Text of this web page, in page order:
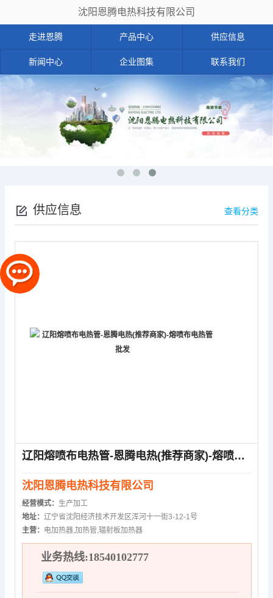
沈阳恩腾电热科技有限公司
走进恩腾 产品中心 供应信息
新闻中心 企业图集 联系我们
供应信息 查看分类
辽阳熔喷布电热管-恩腾电热(推荐商家)-熔喷布电热管批发
沈阳恩腾电热科技有限公司
经营模式： 生产加工
地址： 辽宁省沈阳经济技术开发区浑河十一街3-12-1号
主营： 电加热器,加热管,辐射板加热器
业务热线:18540102777